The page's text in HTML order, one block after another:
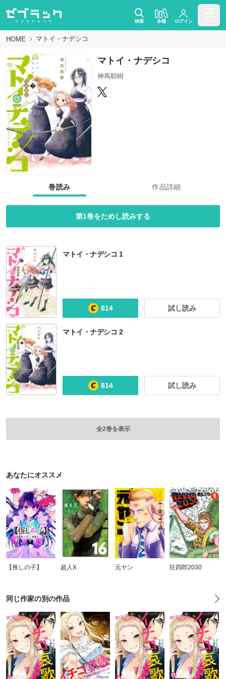
検索 本棚 ログイン
HOME マトイ・ナデシコ
マトイ・ナデシコ
神馬耶樹
巻読み 作品詳細
第1巻をためし読みする
マトイ・ナデシコ 1
814 試し読み
マトイ・ナデシコ 2
814 試し読み
全2巻を表示
あなたにオススメ
【推しの子】 超人X 元ヤン 狂四郎2030
同じ作家の別の作品